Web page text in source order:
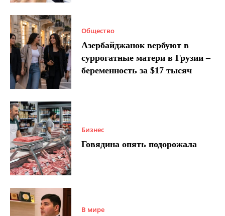
Общество
Азербайджанок вербуют в
суррогатные матери в Грузии –
беременность за $17 тысяч
Бизнес
Говядина опять подорожала
В мире